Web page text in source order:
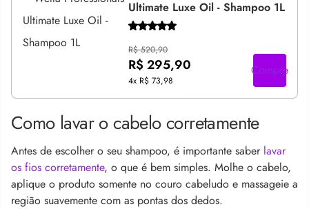
Ultimate Luxe Oil - Shampoo 1L
R$ 520,90
R$ 295,90
4x R$ 73,98
Compre
Como lavar o cabelo corretamente
Antes de escolher o seu shampoo, é importante saber lavar
os fios corretamente, o que é bem simples. Molhe o cabelo,
aplique o produto somente no couro cabeludo e massageie a
região suavemente com as pontas dos dedos.